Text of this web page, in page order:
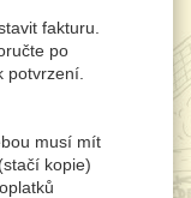
fakturu.
po
potvrzení.
musí mít
kopie)